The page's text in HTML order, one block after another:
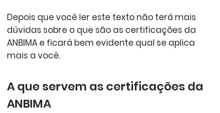
Depois que você ler este texto não terá mais
dúvidas sobre o que são as certificações da
ANBIMA e ficará bem evidente qual se aplica
mais a você.
A que servem as certificações da
ANBIMA